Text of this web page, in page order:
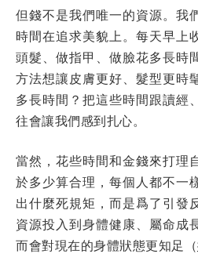
但錢不是我們唯一的資源。我
時間在追求美貌上。每天早上
頭髮、做指甲、做臉花多長時
方法想讓皮膚更好、髮型更時
多長時間？把這些時間跟讀經
往會讓我們感到扎心。
當然，花些時間和金錢來打理
於多少算合理，每個人都不一
出什麼死規矩，而是爲了引發
資源投入到身體健康、屬命成
而會對現在的身體狀態更知足（